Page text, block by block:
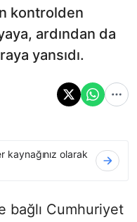
kontrolden
ardından da
yansıdı.
kaynağınız olarak
bağlı Cumhuriyet